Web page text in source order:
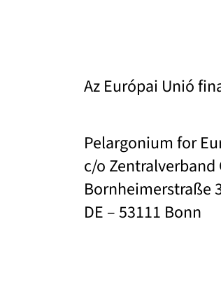
Az Európai Unió
Pelargonium for
c/o Zentralverband
Bornheimerstraße
DE – 53111 Bonn